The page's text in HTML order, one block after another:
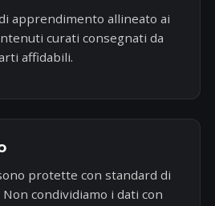
apprendimento allineato ai
curati consegnati da
affidabili.
protette con standard di
condividiamo i dati con